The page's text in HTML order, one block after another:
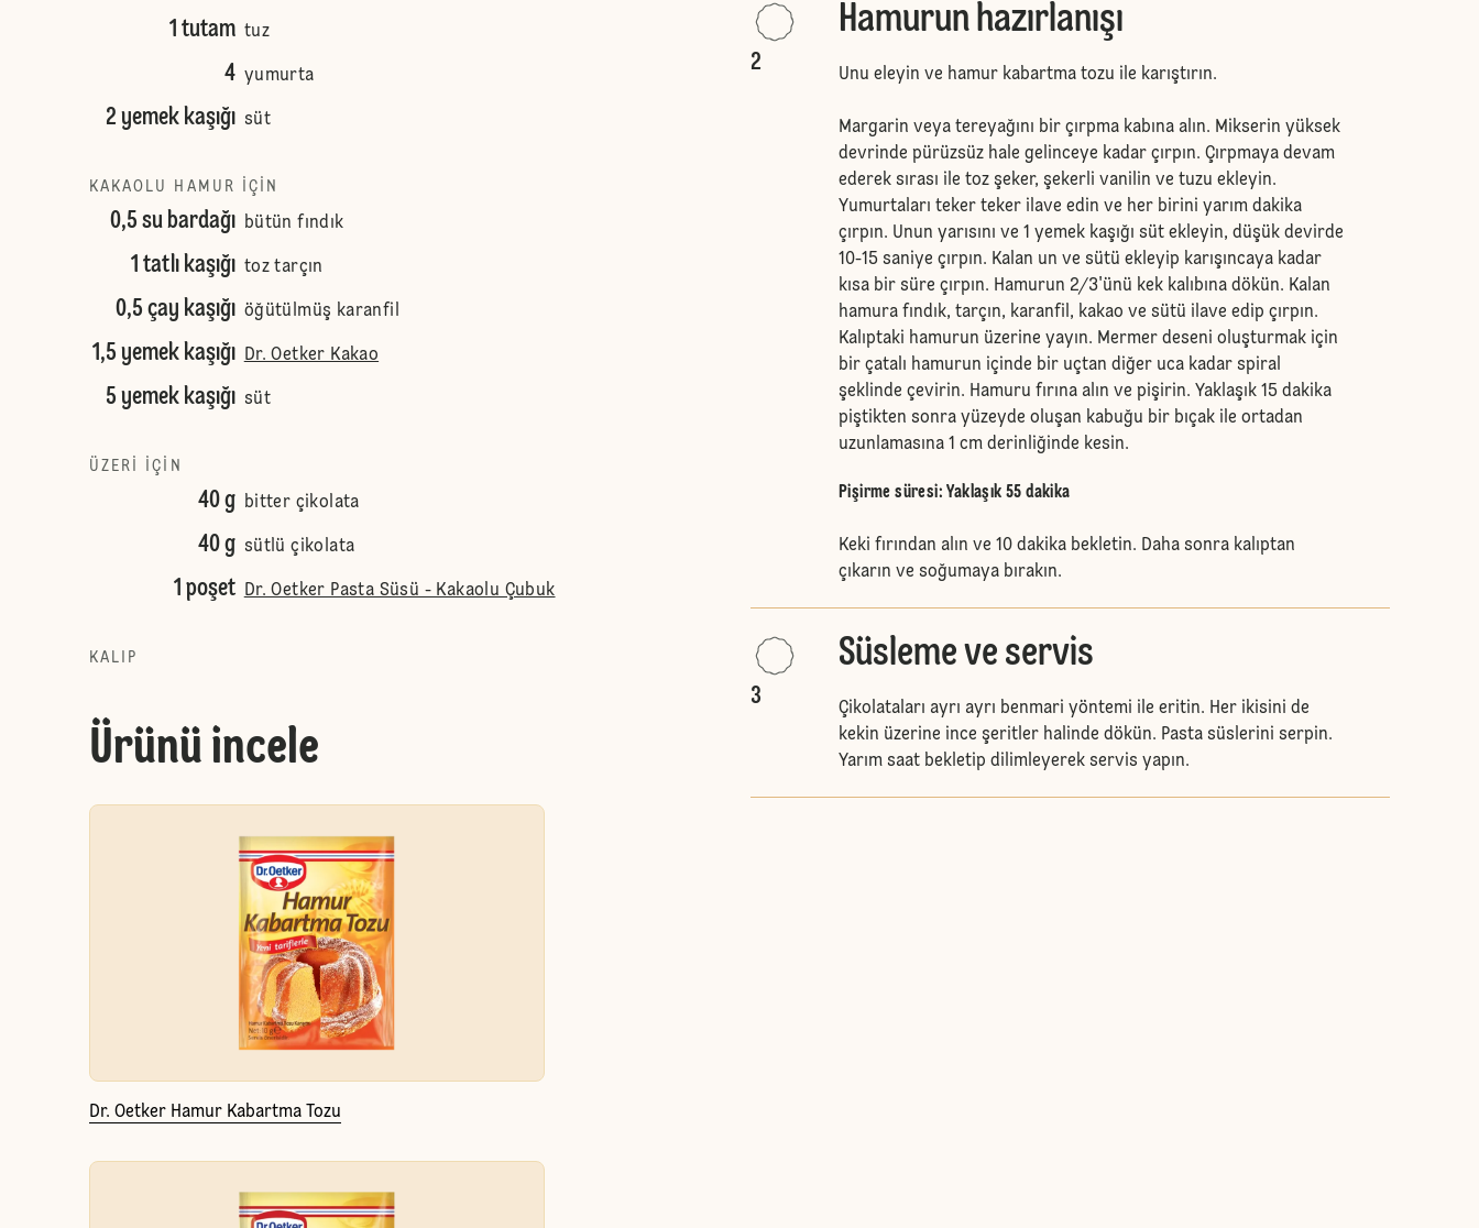
1 tutam tuz
4 yumurta
2 yemek kaşığı süt
KAKAOLU HAMUR IÇIN
0,5 su bardağı bütün fındık
1 tatlı kaşığı toz tarçın
0,5 çay kaşığı öğütülmüş karanfil
1,5 yemek kaşığı Dr. Oetker Kakao
5 yemek kaşığı süt
ÜZERI IÇIN
40 g bitter çikolata
40 g sütlü çikolata
1 poşet Dr. Oetker Pasta Süsü - Kakaolu Çubuk
KALIP
Ürünü incele
Dr. Oetker Hamur Kabartma Tozu
2
Hamurun hazırlanışı
Unu eleyin ve hamur kabartma tozu ile karıştırın.
Margarin veya tereyağını bir çırpma kabına alın. Mikserin yüksek
devrinde pürüzsüz hale gelinceye kadar çırpın. Çırpmaya devam
ederek sırası ile toz şeker, şekerli vanilin ve tuzu ekleyin.
Yumurtaları teker teker ilave edin ve her birini yarım dakika
çırpın. Unun yarısını ve 1 yemek kaşığı süt ekleyin, düşük devirde
10-15 saniye çırpın. Kalan un ve sütü ekleyip karışıncaya kadar
kısa bir süre çırpın. Hamurun 2/3'ünü kek kalıbına dökün. Kalan
hamura fındık, tarçın, karanfil, kakao ve sütü ilave edip çırpın.
Kalıptaki hamurun üzerine yayın. Mermer deseni oluşturmak için
bir çatalı hamurun içinde bir uçtan diğer uca kadar spiral
şeklinde çevirin. Hamuru fırına alın ve pişirin. Yaklaşık 15 dakika
piştikten sonra yüzeyde oluşan kabuğu bir bıçak ile ortadan
uzunlamasına 1 cm derinliğinde kesin.
Pişirme süresi: Yaklaşık 55 dakika
Keki fırından alın ve 10 dakika bekletin. Daha sonra kalıptan
çıkarın ve soğumaya bırakın.
3
Süsleme ve servis
Çikolataları ayrı ayrı benmari yöntemi ile eritin. Her ikisini de
kekin üzerine ince şeritler halinde dökün. Pasta süslerini serpin.
Yarım saat bekletip dilimleyerek servis yapın.